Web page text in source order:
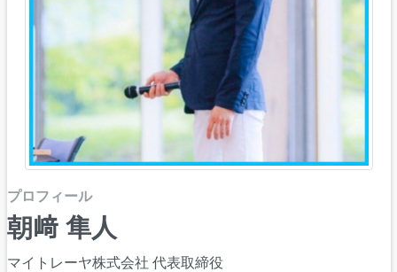
プロフィール
朝﨑 隼人
マイトレーヤ株式会社 代表取締役